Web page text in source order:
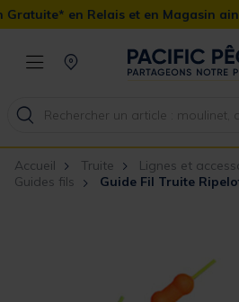
et en Magasin ainsi que la
Accueil Truite
Lignes et
Guides fils
Guide Fil Truite